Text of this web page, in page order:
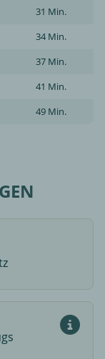
31 Min.
34 Min.
37 Min.
41 Min.
49 Min.